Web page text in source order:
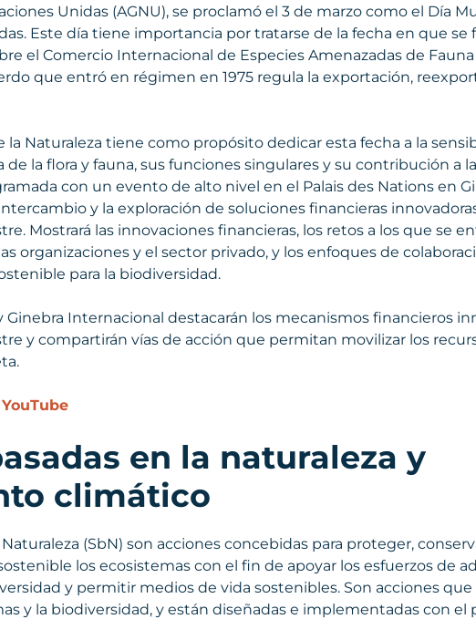
Unidas (AGNU), se proclamó el 3 de marzo como el Día
Este día tiene importancia por tratarse de la fecha en que se
el Comercio Internacional de Especies Amenazadas de Fauna
que entró en régimen en 1975 regula la exportación,
la Naturaleza tiene como propósito dedicar esta fecha a la
la flora y fauna, sus funciones singulares y su contribución a
con un evento de alto nivel en el Palais des Nations en
y la exploración de soluciones financieras
Mostrará las innovaciones financieras, los retos a los que se
organizaciones y el sector privado, y los enfoques de
para la biodiversidad.
Internacional destacarán los mecanismos financieros
y compartirán vías de acción que permitan movilizar los
en la naturaleza y
climático
(SbN) son acciones concebidas para proteger,
los ecosistemas con el fin de apoyar los esfuerzos de
y permitir medios de vida sostenibles. Son acciones que
y la biodiversidad, y están diseñadas e implementadas con